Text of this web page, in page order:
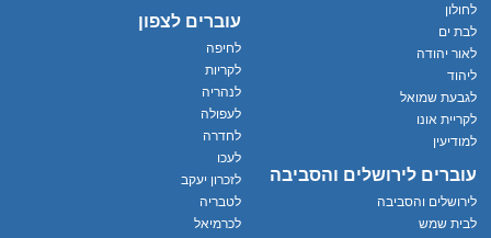
לחולון
לבת ים
לאור יהודה
ליהוד
לגבעת שמואל
לקריית אונו
למודיעין
עוברים לירושלים והסביבה
לירושלים והסביבה
לבית שמש
עוברים לצפון
לחיפה
לקריות
לנהריה
לעפולה
לחדרה
לעכו
לזכרון יעקב
לטבריה
לכרמיאל